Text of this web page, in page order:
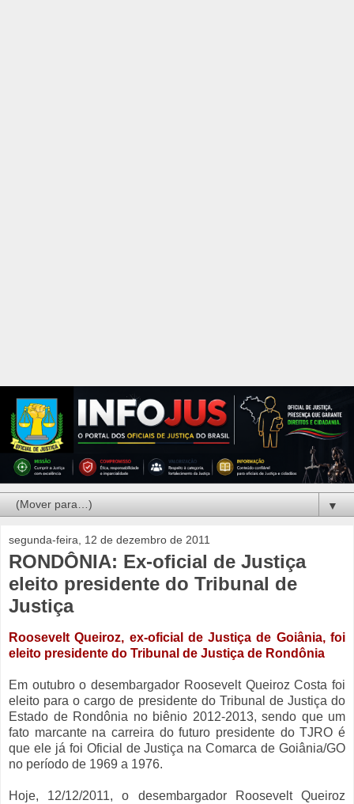
▼
segunda-feira, 12 de dezembro de 2011
RONDÔNIA: Ex-oficial de Justiça
eleito presidente do Tribunal de
Justiça
Roosevelt Queiroz, ex-oficial de Justiça de Goiânia, foi
eleito presidente do Tribunal de Justiça de Rondônia
Em outubro o desembargador Roosevelt Queiroz Costa foi
eleito para o cargo de presidente do Tribunal de Justiça do
Estado de Rondônia no biênio 2012-2013, sendo que um
fato marcante na carreira do futuro presidente do TJRO é
que ele já foi Oficial de Justiça na Comarca de Goiânia/GO
no período de 1969 a 1976.
Hoje, 12/12/2011, o desembargador Roosevelt Queiroz